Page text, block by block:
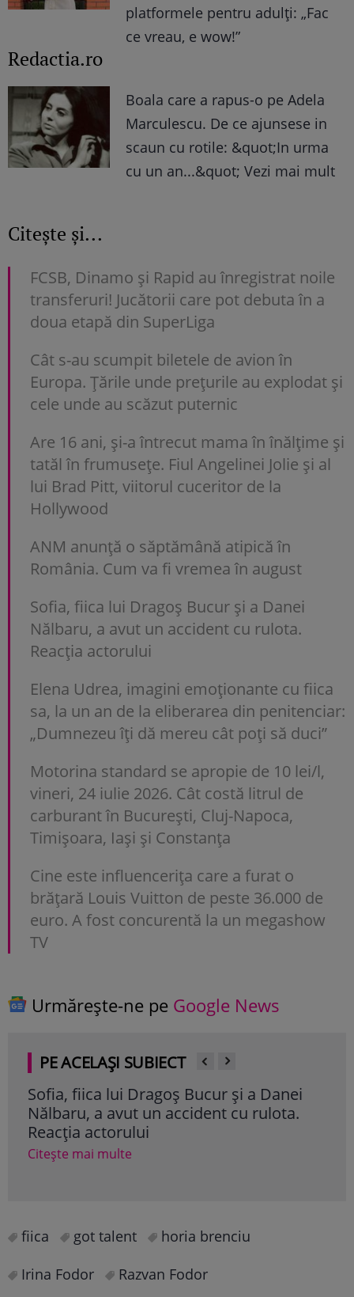
platformele pentru adulți: „Fac
ce vreau, e wow!”
Redactia.ro
Boala care a rapus-o pe Adela
Marculescu. De ce ajunsese in
scaun cu rotile: &quot;In urma
cu un an...&quot; Vezi mai mult
Citește și...
FCSB, Dinamo şi Rapid au înregistrat noile
transferuri! Jucătorii care pot debuta în a
doua etapă din SuperLiga
Cât s-au scumpit biletele de avion în
Europa. Țările unde prețurile au explodat și
cele unde au scăzut puternic
Are 16 ani, și-a întrecut mama în înălțime și
tatăl în frumusețe. Fiul Angelinei Jolie și al
lui Brad Pitt, viitorul cuceritor de la
Hollywood
ANM anunță o săptămână atipică în
România. Cum va fi vremea în august
Sofia, fiica lui Dragoș Bucur și a Danei
Nălbaru, a avut un accident cu rulota.
Reacția actorului
Elena Udrea, imagini emoționante cu fiica
sa, la un an de la eliberarea din penitenciar:
„Dumnezeu îți dă mereu cât poți să duci”
Motorina standard se apropie de 10 lei/l,
vineri, 24 iulie 2026. Cât costă litrul de
carburant în București, Cluj-Napoca,
Timișoara, Iași și Constanța
Cine este influencerița care a furat o
brățară Louis Vuitton de peste 36.000 de
euro. A fost concurentă la un megashow
TV
Urmărește-ne pe Google News
PE ACELAȘI SUBIECT
fiica lui Dragoș Bucur și a Danei
a avut un accident cu rulota.
actorului
mai multe
Elena
fiica sa,
fiica got talent
horia brenciu
Irina Fodor
Razvan Fodor